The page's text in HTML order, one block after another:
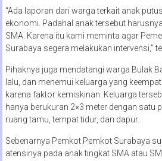
“Ada laporan dari warga terkait anak
ekonomi. Padahal anak tersebut
SMA. Karena itu kami meminta agar
Surabaya segera melakukan intervensi,”
Pihaknya juga mendatangi warga Bulak
lalu, dan menemui keluarga yang
karena faktor kemiskinan. Keluarga
hanya berukuran 2×3 meter dengan satu
ruang tamu, tempat tidur, dan dapur.
Sebenarnya Pemkot Pemkot Surabaya
atensinya pada anak tingkat SMA atau